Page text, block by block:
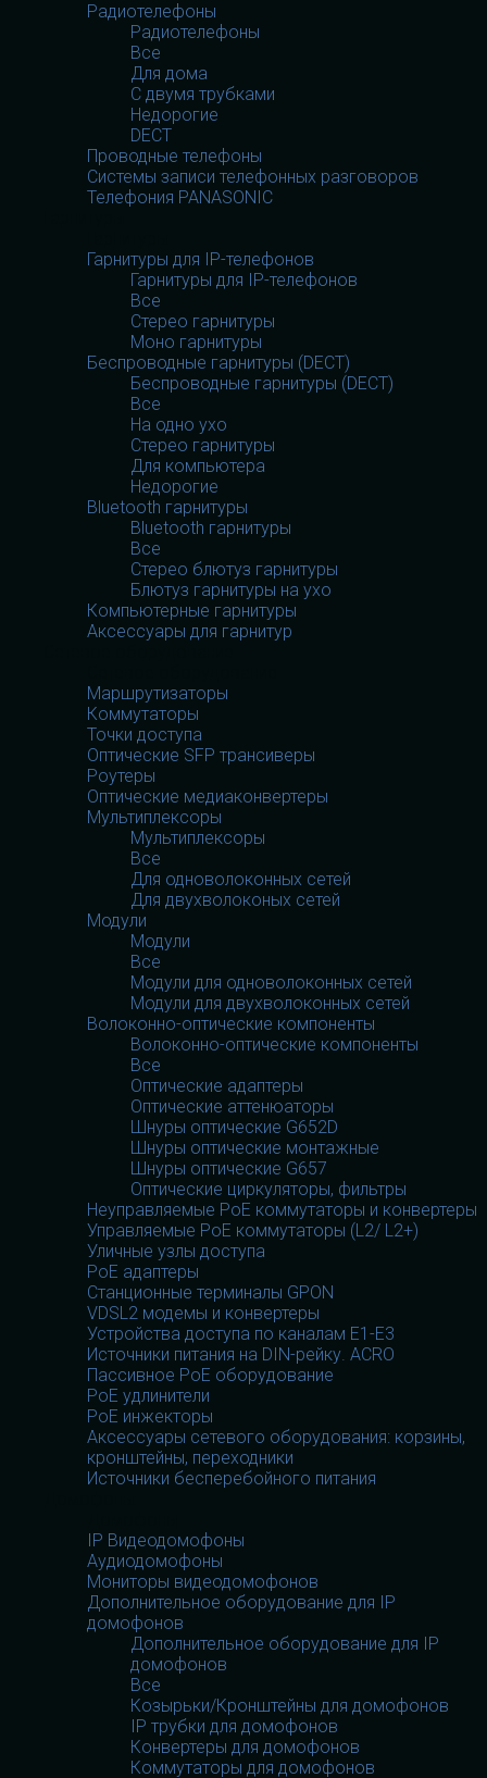
Радиотелефоны
Радиотелефоны
Все
Для дома
С двумя трубками
Недорогие
DECT
Проводные телефоны
Системы записи телефонных разговоров
Телефония PANASONIC
Гарнитуры для IP-телефонов
Гарнитуры для IP-телефонов
Все
Стерео гарнитуры
Моно гарнитуры
Беспроводные гарнитуры (DECT)
Беспроводные гарнитуры (DECT)
Все
На одно ухо
Стерео гарнитуры
Для компьютера
Недорогие
Bluetooth гарнитуры
Bluetooth гарнитуры
Все
Стерео блютуз гарнитуры
Блютуз гарнитуры на ухо
Компьютерные гарнитуры
Аксессуары для гарнитур
Маршрутизаторы
Коммутаторы
Точки доступа
Оптические SFP трансиверы
Роутеры
Оптические медиаконвертеры
Мультиплексоры
Мультиплексоры
Все
Для одноволоконных сетей
Для двухволоконых сетей
Модули
Модули
Все
Модули для одноволоконных сетей
Модули для двухволоконных сетей
Волоконно-оптические компоненты
Волоконно-оптические компоненты
Все
Оптические адаптеры
Оптические аттенюаторы
Шнуры оптические G652D
Шнуры оптические монтажные
Шнуры оптические G657
Оптические циркуляторы, фильтры
Неуправляемые PoE коммутаторы и конвертеры
Управляемые PoE коммутаторы (L2/ L2+)
Уличные узлы доступа
PoE адаптеры
Станционные терминалы GPON
VDSL2 модемы и конвертеры
Устройства доступа по каналам E1-E3
Источники питания на DIN-рейку. ACRO
Пассивное PoE оборудование
PoE удлинители
PoE инжекторы
Аксессуары сетевого оборудования: корзины,
кронштейны, переходники
Источники бесперебойного питания
IP Видеодомофоны
Аудиодомофоны
Мониторы видеодомофонов
Дополнительное оборудование для IP
домофонов
Дополнительное оборудование для IP
домофонов
Все
Козырьки/Кронштейны для домофонов
IP трубки для домофонов
Конвертеры для домофонов
Коммутаторы для домофонов